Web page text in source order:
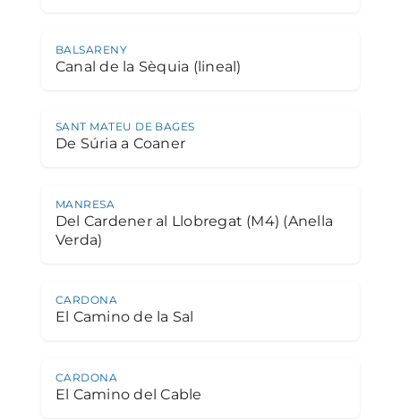
BALSARENY
Canal de la Sèquia (lineal)
SANT MATEU DE BAGES
De Súria a Coaner
MANRESA
Del Cardener al Llobregat (M4) (Anella
Verda)
CARDONA
El Camino de la Sal
CARDONA
El Camino del Cable